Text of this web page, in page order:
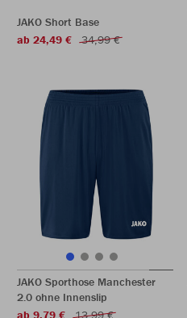
JAKO Short Base
ab 24,49 €
34,99 €
JAKO Sporthose Manchester
2.0 ohne Innenslip
ab 9,79 €
13,99 €